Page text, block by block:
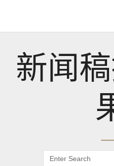
新闻